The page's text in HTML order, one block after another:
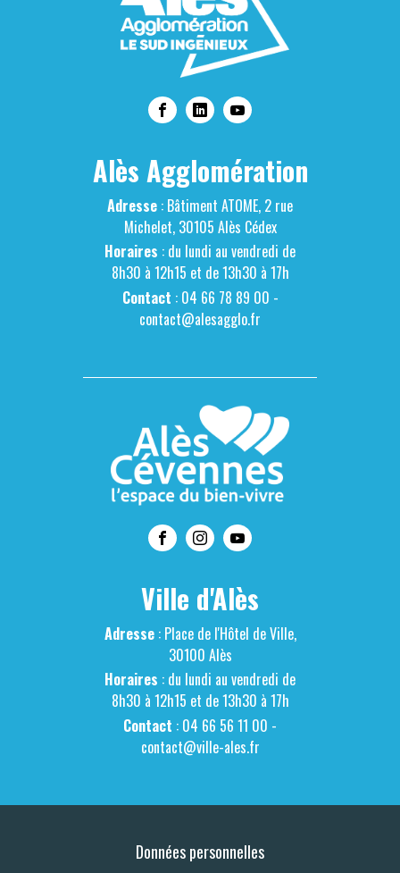
Alès Agglomération
Adresse : Bâtiment ATOME, 2 rue
Michelet, 30105 Alès Cédex
Horaires : du lundi au vendredi de
8h30 à 12h15 et de 13h30 à 17h
Contact : 04 66 78 89 00 -
contact@alesagglo.fr
Ville d'Alès
Adresse: Place de l'Hôtel de Ville,
30100 Alès
Horaires : du lundi au vendredi de
8h30 à 12h15 et de 13h30 à 17h
Contact : 04 66 56 11 00 -
contact@ville-ales.fr
Données personnelles